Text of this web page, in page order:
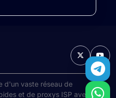
d'un vaste réseau de
et de proxys ISP avec 99%